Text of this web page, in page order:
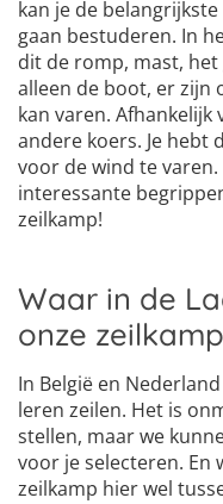
kan je de
gaan bestuderen. In
dit de romp, mast,
alleen de boot, er zijn
kan varen. Afhankelijk
andere koers. Je hebt
voor de wind te
interessante
zeilkamp!
Waar in de
onze
In België en
leren zeilen. Het is
stellen, maar we
voor je selecteren. En
zeilkamp hier wel